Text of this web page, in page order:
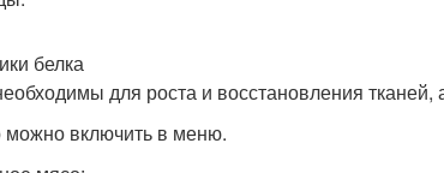
белка
для роста и восстановления
можно включить в меню.